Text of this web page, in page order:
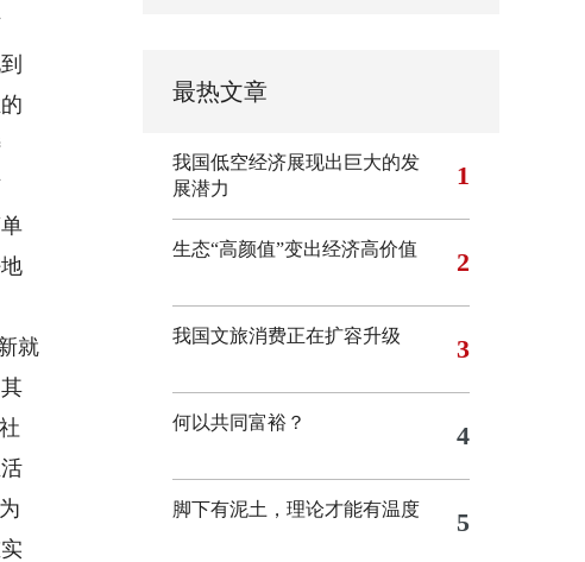
就
最热文章
我国低空经济展现出巨大的发
展潜力
1
生态“高颜值”变出经济高价值 2
我国文旅消费正在扩容升级 3
何以共同富裕？ 4
脚下有泥土，理论才能有温度 5